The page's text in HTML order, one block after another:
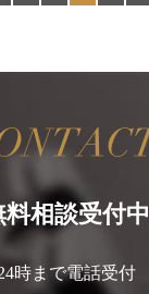
料相談受付中
時まで電話受付